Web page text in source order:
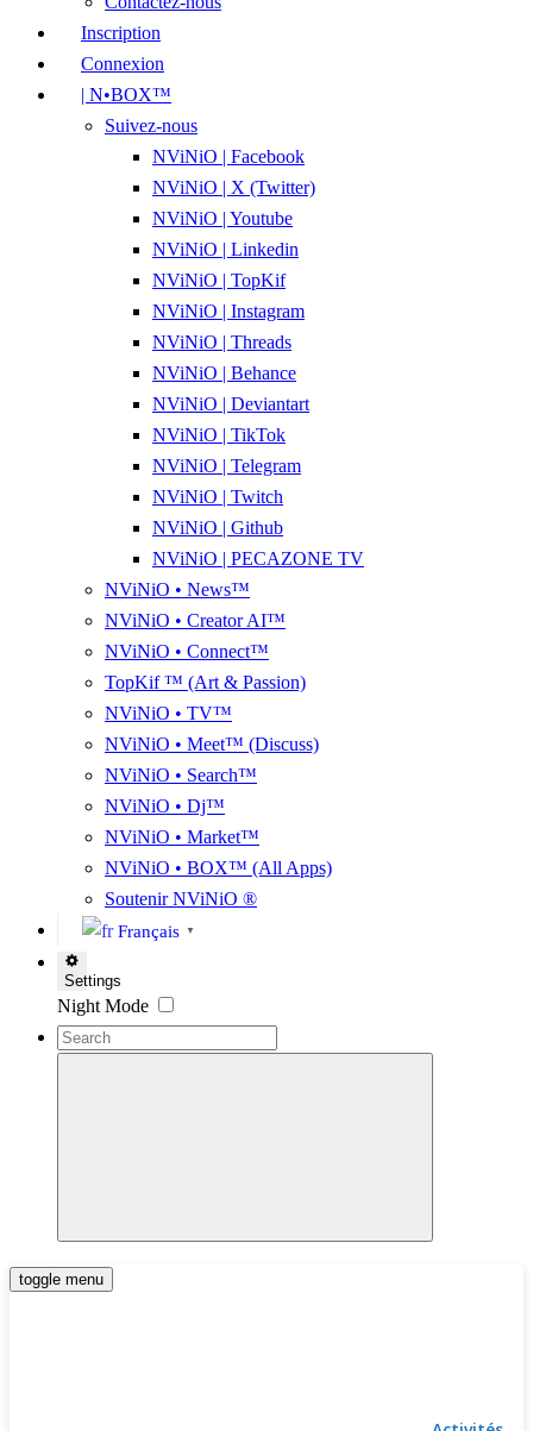
Inscription
Connexion
| N•BOX™
Suivez-nous
NViNiO | Facebook
NViNiO | X (Twitter)
NViNiO | Youtube
NViNiO | Linkedin
NViNiO | TopKif
NViNiO | Instagram
NViNiO | Threads
NViNiO | Behance
NViNiO | Deviantart
NViNiO | TikTok
NViNiO | Telegram
NViNiO | Twitch
NViNiO | Github
NViNiO | PECAZONE TV
NViNiO • News™
NViNiO • Creator AI™
NViNiO • Connect™
TopKif ™ (Art & Passion)
NViNiO • TV™
NViNiO • Meet™ (Discuss)
NViNiO • Search™
NViNiO • Dj™
NViNiO • Market™
NViNiO • BOX™ (All Apps)
Soutenir NViNiO ®
Français ▼
Settings
Night Mode
toggle menu